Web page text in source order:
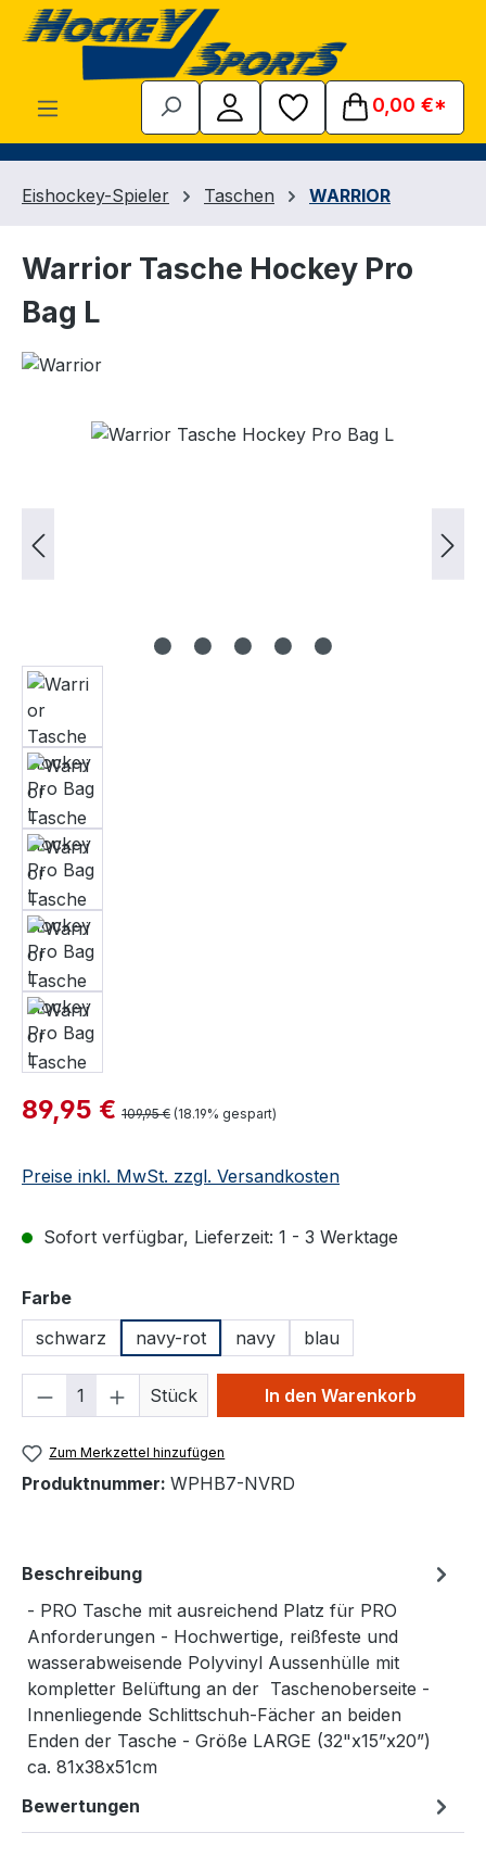
Zum Hauptinhalt springen
0,00 €*
Eishockey-Spieler Taschen WARRIOR
Warrior Tasche Hockey Pro
Bag L
Bildergalerie überspringen
Verkaufspreis:
89,95 € Regulärer Preis:
109,95 € (18.19% gespart)
Preise inkl. MwSt. zzgl. Versandkosten
Sofort verfügbar, Lieferzeit: 1 - 3 Werktage
Farbeauswählen
schwarz
navy-rot navy blau
Produkt Anzahl: Gib den
Stück In den Warenkorb
Zum Merkzettel hinzufügen
Produktnummer: WPHB7-NVRD
Beschreibung
- PRO Tasche mit ausreichend Platz für PRO
Anforderungen - Hochwertige, reißfeste und
wasserabweisende Polyvinyl Aussenhülle mit
kompletter Belüftung an der Taschenoberseite -
Innenliegende Schlittschuh-Fächer an beiden
Enden der Tasche - Größe LARGE (32"x15”x20”)
ca. 81x38x51cm
Bewertungen